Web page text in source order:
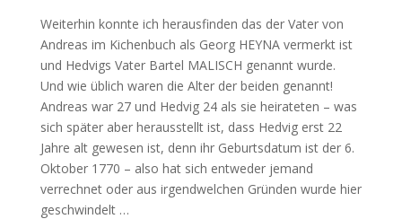
Weiterhin konnte ich herausfinden das der Vater von
Andreas im Kichenbuch als Georg HEYNA vermerkt ist
und Hedvigs Vater Bartel MALISCH genannt wurde.
Und wie üblich waren die Alter der beiden genannt!
Andreas war 27 und Hedvig 24 als sie heirateten – was
sich später aber herausstellt ist, dass Hedvig erst 22
Jahre alt gewesen ist, denn ihr Geburtsdatum ist der 6.
Oktober 1770 – also hat sich entweder jemand
verrechnet oder aus irgendwelchen Gründen wurde hier
geschwindelt …